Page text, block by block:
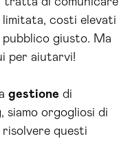
limitata, costi elevati
giusto. Ma
per aiutarvi!
gestione di
siamo orgogliosi di
questi